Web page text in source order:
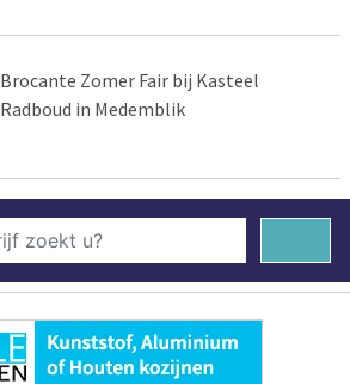
Brocante Zomer Fair bij Kasteel
Radboud in Medemblik